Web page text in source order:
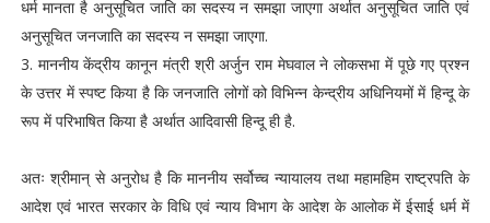
धर्म मानता है अनुसूचित जाति का सदस्य न समझा जाएगा अर्थात अनुसूचित जाति एवं
अनुसूचित जनजाति का सदस्य न समझा जाएगा.
3. माननीय केंद्रीय कानून मंत्री श्री अर्जुन राम मेघवाल ने लोकसभा में पूछे गए प्रश्न
के उत्तर में स्पष्ट किया है कि जनजाति लोगों को विभिन्न केन्द्रीय अधिनियमों में हिन्दू के
रूप में परिभाषित किया है अर्थात आदिवासी हिन्दू ही है.
अतः श्रीमान् से अनुरोध है कि माननीय सर्वोच्च न्यायालय तथा महामहिम राष्ट्रपति के
आदेश एवं भारत सरकार के विधि एवं न्याय विभाग के आदेश के आलोक में ईसाई धर्म में